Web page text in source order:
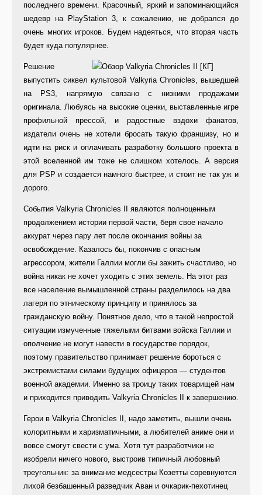
последнего времени. Красочный, яркий и запоминающийся
шедевр на PlayStation 3, к сожалению, не добрался до
очень многих игроков. Будем надеяться, что вторая часть
будет куда популярнее.
Решение
выпустить сиквел культовой Valkyria Chronicles, вышедшей
на PS3, напрямую связано с низкими продажами
оригинала. Любуясь на высокие оценки, выставленные игре
профильной прессой, и радостные вздохи фанатов,
издатели очень не хотели бросать такую франшизу, но и
идти на риск и оплачивать разработку большого проекта в
этой вселенной им тоже не слишком хотелось. А версия
для PSP и создается намного быстрее, и стоит не так уж и
дорого.
События Valkyria Chronicles II являются полноценным
продолжением истории первой части, беря свое начало
аккурат через пару лет после окончания войны за
освобождение. Казалось бы, покончив с опасным
агрессором, жители Галлии могли бы зажить счастливо, но
война никак не хочет уходить с этих земель. На этот раз
все население вымышленной страны разделилось на два
лагеря по этническому принципу и принялось за
гражданскую войну. Понятное дело, что в такой непростой
ситуации измученные тяжелыми битвами войска Галлии и
ополчение не могут навести в государстве порядок,
поэтому правительство принимает решение бороться с
экстремистами силами будущих офицеров — студентов
военной академии. Именно за троицу таких товарищей нам
и приходится приводить Valkyria Chronicles II к завершению.
Герои в Valkyria Chronicles II, надо заметить, вышли очень
колоритными и харизматичными, а любителей аниме они и
вовсе смогут свести с ума. Хотя тут разработчики не
изобрели ничего нового, выстроив типичный любовный
треугольник: за внимание медсестры Козетты соревнуются
лихой безбашенный разведчик Аван и очкарик-пехотинец